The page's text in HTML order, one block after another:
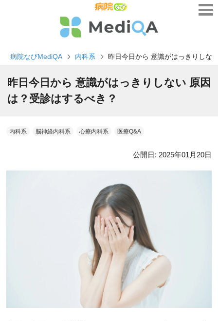
病院なびMediQA 内科系 昨日今日から 意識がはっきりしな
昨日今日から 意識がはっきりしない 原因
は？受診はするべき？
内科系 脳神経内科系 心療内科系 医療Q&A
公開日: 2025年01月20日